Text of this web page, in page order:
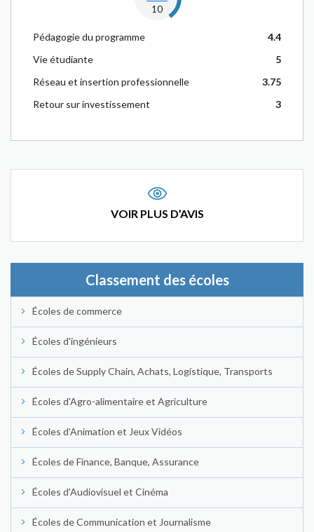
10
Pédagogie du programme
4.4
Vie étudiante
5
Réseau et insertion professionnelle
3.75
Retour sur investissement
3
VOIR PLUS D’AVIS
Classement des écoles
Écoles de commerce
Écoles d'ingénieurs
Écoles de Supply Chain, Achats, Logistique, Transports
Écoles d'Agro-alimentaire et Agriculture
Écoles d'Animation et Jeux Vidéos
Écoles de Finance, Banque, Assurance
Écoles d'Audiovisuel et Cinéma
Écoles de Communication et Journalisme